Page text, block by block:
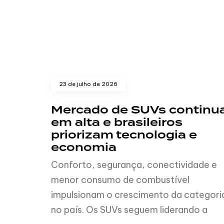
23 de julho de 2026
Mercado de SUVs
em alta e brasileiros
priorizam tecnologia e
economia
Conforto, segurança, conectividade e
menor consumo de combustível
impulsionam o crescimento da
no país. Os SUVs seguem liderando a